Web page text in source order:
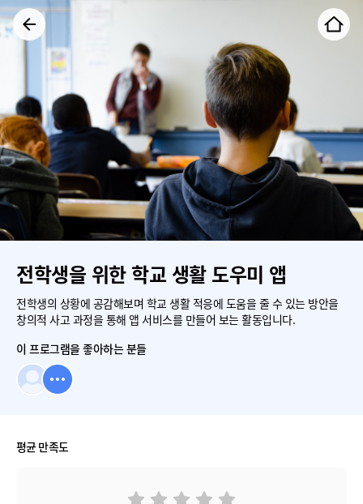
전학생을 위한 학교 생활 도우미 앱
전학생의 상황에 공감해보며 학교 생활 적응에 도움을 줄 수 있는 방안을
창의적 사고 과정을 통해 앱 서비스를 만들어 보는 활동입니다.
이 프로그램을 좋아하는 분들
평균 만족도